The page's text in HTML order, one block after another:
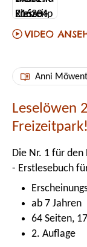
Anni
Leselöwen
Freizeitpark!
Die Nr. 1 für
- Erstlesebuch
ab 7 Jahren
64 Seiten,
2. Auflage